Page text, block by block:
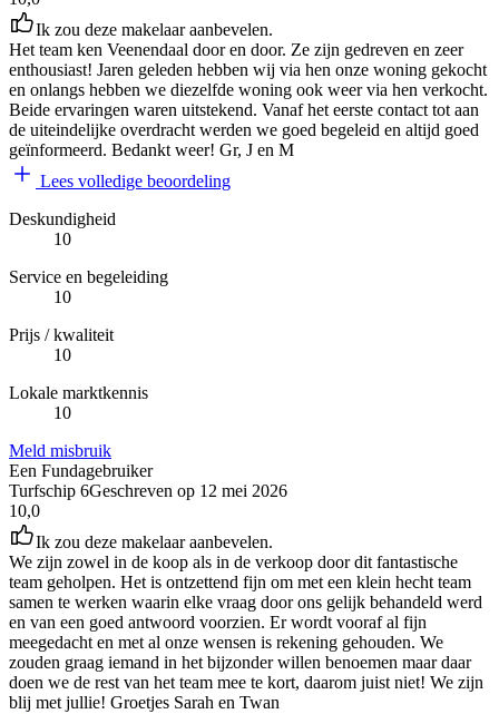
Ik zou deze makelaar aanbevelen.
Het team ken Veenendaal door en door. Ze zijn gedreven en zeer
enthousiast! Jaren geleden hebben wij via hen onze woning gekocht
en onlangs hebben we diezelfde woning ook weer via hen verkocht.
Beide ervaringen waren uitstekend. Vanaf het eerste contact tot aan
de uiteindelijke overdracht werden we goed begeleid en altijd goed
geïnformeerd. Bedankt weer! Gr, J en M
Lees volledige beoordeling
Deskundigheid
10
Service en begeleiding
10
Prijs / kwaliteit
10
Lokale marktkennis
10
Meld misbruik
Een Fundagebruiker
Turfschip 6Geschreven op 12 mei 2026
10,0
Ik zou deze makelaar aanbevelen.
We zijn zowel in de koop als in de verkoop door dit fantastische
team geholpen. Het is ontzettend fijn om met een klein hecht team
samen te werken waarin elke vraag door ons gelijk behandeld werd
en van een goed antwoord voorzien. Er wordt vooraf al fijn
meegedacht en met al onze wensen is rekening gehouden. We
zouden graag iemand in het bijzonder willen benoemen maar daar
doen we de rest van het team mee te kort, daarom juist niet! We zijn
blij met jullie! Groetjes Sarah en Twan